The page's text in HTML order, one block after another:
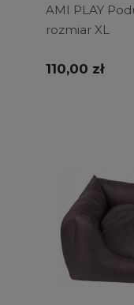
AMI PLAY
rozmiar XL
110,00 zł